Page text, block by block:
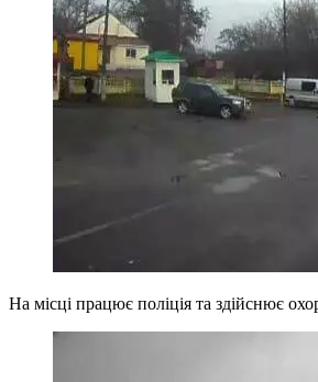
На місці працює поліція та здійснює